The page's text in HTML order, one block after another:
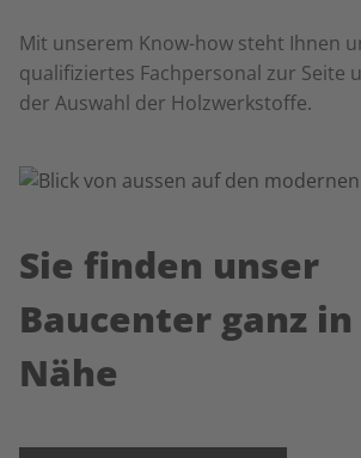
Mit unserem Know-how steht Ihnen
qualifiziertes Fachpersonal zur Seite
der Auswahl der Holzwerkstoffe.
Sie finden unser
Baucenter ganz
Nähe